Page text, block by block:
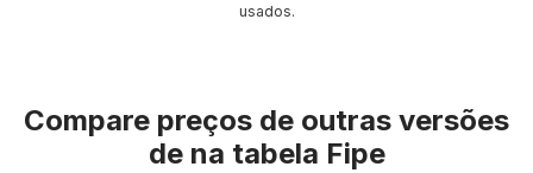
usados.
Compare preços de outras versões
de na tabela Fipe